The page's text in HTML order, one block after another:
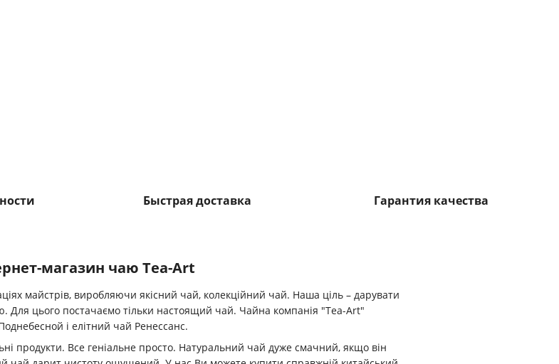
Быстрая доставка Гарантия качества
магазин чаю Tea-Art
майстрів, виробляючи якісний чай, колекційний чай. Наша ціль – дарувати
Для цього постачаємо тільки настоящий чай. Чайна компанія "Tea-Art"
і елітний чай Ренессанс.
продукти. Все геніальне просто. Натуральний чай дуже смачний, якщо він